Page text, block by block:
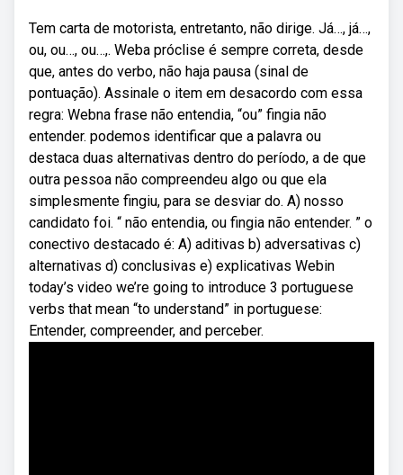
Tem carta de motorista, entretanto, não dirige. Já…, já…,
ou, ou…, ou…,. Weba próclise é sempre correta, desde
que, antes do verbo, não haja pausa (sinal de
pontuação). Assinale o item em desacordo com essa
regra: Webna frase não entendia, “ou” fingia não
entender. podemos identificar que a palavra ou
destaca duas alternativas dentro do período, a de que
outra pessoa não compreendeu algo ou que ela
simplesmente fingiu, para se desviar do. A) nosso
candidato foi. “ não entendia, ou fingia não entender. ” o
conectivo destacado é: A) aditivas b) adversativas c)
alternativas d) conclusivas e) explicativas Webin
today’s video we’re going to introduce 3 portuguese
verbs that mean “to understand” in portuguese:
Entender, compreender, and perceber.